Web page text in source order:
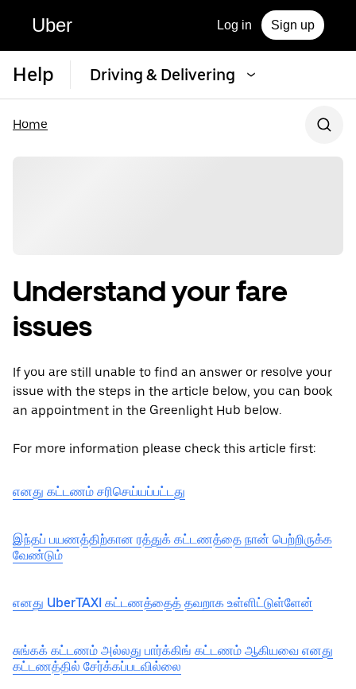
Uber Log in Sign up
Help Driving & Delivering
Home
Understand your fare
issues
If you are still unable to find an answer or resolve your
issue with the steps in the article below, you can book
an appointment in the Greenlight Hub below.
For more information please check this article first:
எனது கட்டணம் சரிசெய்யப்பட்டது
இந்தப் பயணத்திற்கான ரத்துக் கட்டணத்தை நான் பெற்றிருக்க
வேண்டும்
எனது UberTAXI கட்டணத்தைத் தவறாக உள்ளிட்டுள்ளேன்
சுங்கக் கட்டணம் அல்லது பார்க்கிங் கட்டணம் ஆகியவை எனது
கட்டணத்தில் சேர்க்கப்படவில்லை